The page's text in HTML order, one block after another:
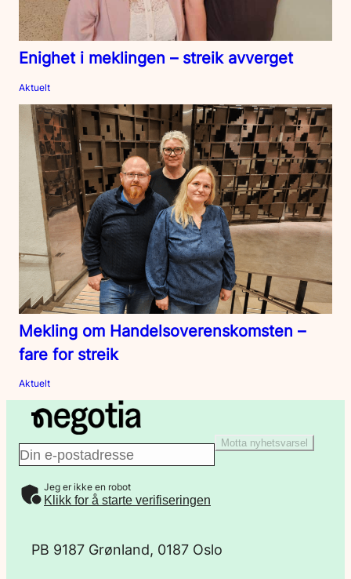
Enighet i meklingen – streik avverget
Aktuelt
Mekling om Handelsoverenskomsten –
fare for streik
Aktuelt
E
-
Motta nyhetsvarsel
Jeg er ikke en robot
Klikk for å starte verifiseringen
PB 9187 Grønland, 0187 Oslo